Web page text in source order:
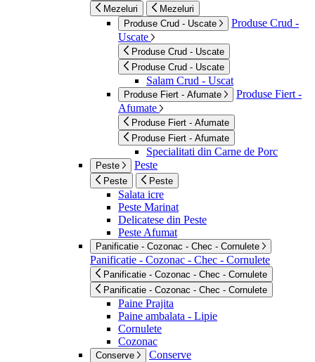
Mezeluri
Mezeluri
Produse Crud - Uscate
Produse Crud -
Uscate
Produse Crud - Uscate
Produse Crud - Uscate
Salam Crud - Uscat
Produse Fiert - Afumate
Produse Fiert -
Afumate
Produse Fiert - Afumate
Produse Fiert - Afumate
Specialitati din Carne de Porc
Peste Peste
Peste Peste
Salata icre
Peste Marinat
Delicatese din Peste
Peste Afumat
Panificatie - Cozonac - Chec - Cornulete
Panificatie - Cozonac - Chec - Cornulete
Panificatie - Cozonac - Chec - Cornulete
Panificatie - Cozonac - Chec - Cornulete
Paine Prajita
Paine ambalata - Lipie
Cornulete
Cozonac
Conserve Conserve